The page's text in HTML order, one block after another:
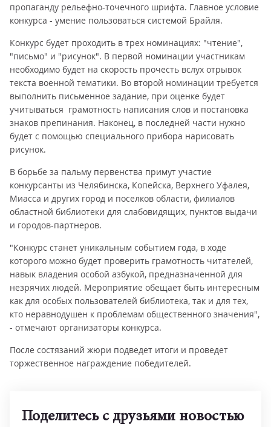
пропаганду рельефно-точечного шрифта. Главное условие
конкурса - умение пользоваться системой Брайля.
Конкурс будет проходить в трех номинациях: "чтение",
"письмо" и "рисунок". В первой номинации участникам
необходимо будет на скорость прочесть вслух отрывок
текста военной тематики. Во второй номинации требуется
выполнить письменное задание, при оценке будет
учитываться грамотность написания слов и постановка
знаков препинания. Наконец, в последней части нужно
будет с помощью специального прибора нарисовать
рисунок.
В борьбе за пальму первенства примут участие
конкурсанты из Челябинска, Копейска, Верхнего Уфалея,
Миасса и других город и поселков области, филиалов
областной библиотеки для слабовидящих, пунктов выдачи
и городов-партнеров.
"Конкурс станет уникальным событием года, в ходе
которого можно будет проверить грамотность читателей,
навык владения особой азбукой, предназначенной для
незрячих людей. Мероприятие обещает быть интересным
как для особых пользователей библиотека, так и для тех,
кто неравнодушен к проблемам общественного значения",
- отмечают организаторы конкурса.
После состязаний жюри подведет итоги и проведет
торжественное награждение победителей.
Поделитесь с друзьями новостью